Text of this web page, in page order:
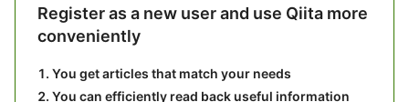
Register as a new user and use Qiita more
conveniently
You get articles that match your needs
You can efficiently read back useful information